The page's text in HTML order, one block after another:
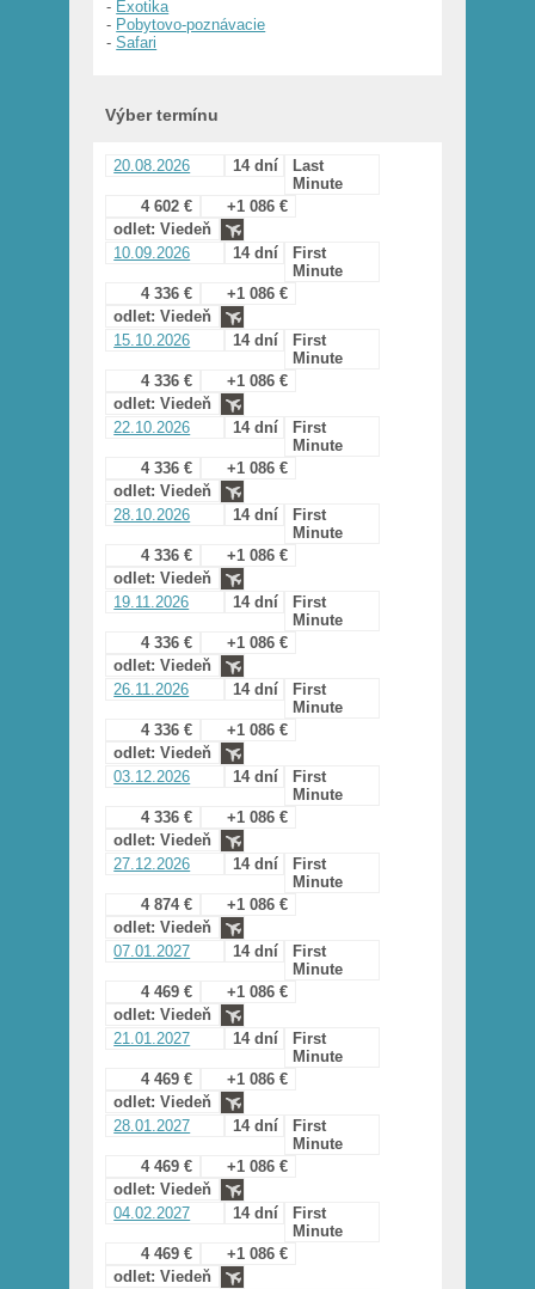
- Exotika
- Pobytovo-poznávacie
-Safari
Výber termínu
20.08.2026 14 dní
Last
Minute
4 602 €
+1 086 €
odlet: Viedeň
10.09.2026
14 dní
First
Minute
4 336 €
+1 086 €
odlet: Viedeň
15.10.2026
14 dní
First
Minute
4 336 €
+1 086 €
odlet: Viedeň
22.10.2026
14 dní
First
Minute
4 336 €
+1 086 €
odlet: Viedeň
28.10.2026
14 dní
First
Minute
4 336 €
+1 086 €
odlet: Viedeň
19.11.2026
14 dní
First
Minute
4 336 €
+1 086 €
odlet: Viedeň
26.11.2026
14 dní
First
Minute
4 336 €
+1 086 €
odlet: Viedeň
03.12.2026
14 dní
First
Minute
4 336 €
+1 086 €
odlet: Viedeň
27.12.2026
14 dní
First
Minute
4 874 €
+1 086 €
odlet: Viedeň
07.01.2027
14 dní
First
Minute
4 469 €
+1 086 €
odlet: Viedeň
21.01.2027
14 dní
First
Minute
4 469 €
+1 086 €
odlet: Viedeň
28.01.2027
14 dní
First
Minute
4 469 €
+1 086 €
odlet: Viedeň
04.02.2027
14 dní
First
Minute
4 469 €
+1 086 €
odlet: Viedeň